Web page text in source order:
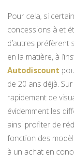
Pour cela, si
concessions à et
d’autres préfèrent
en la matière, à
Autodiscount
de 20 ans déjà.
rapidement de
évidemment les
ainsi profiter de
fonction des
à un achat en